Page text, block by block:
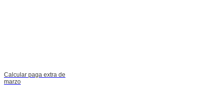
Calcular paga extra de
marzo